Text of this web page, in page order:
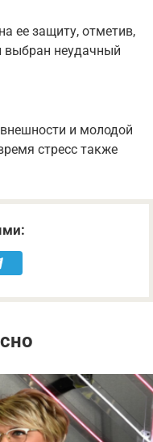
ее защиту, отметив,
выбран неудачный
и молодой
стресс также